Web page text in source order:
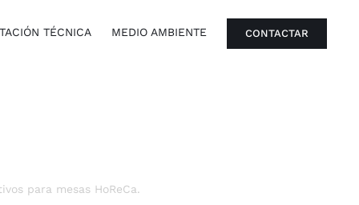
TÉCNICA MEDIO AMBIENTE CONTACTAR
para mesas HoReCa.